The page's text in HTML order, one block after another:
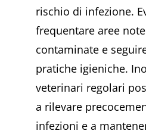
rischio di infezione.
frequentare aree
contaminate e
pratiche igieniche.
veterinari regolari
a rilevare
infezioni e a